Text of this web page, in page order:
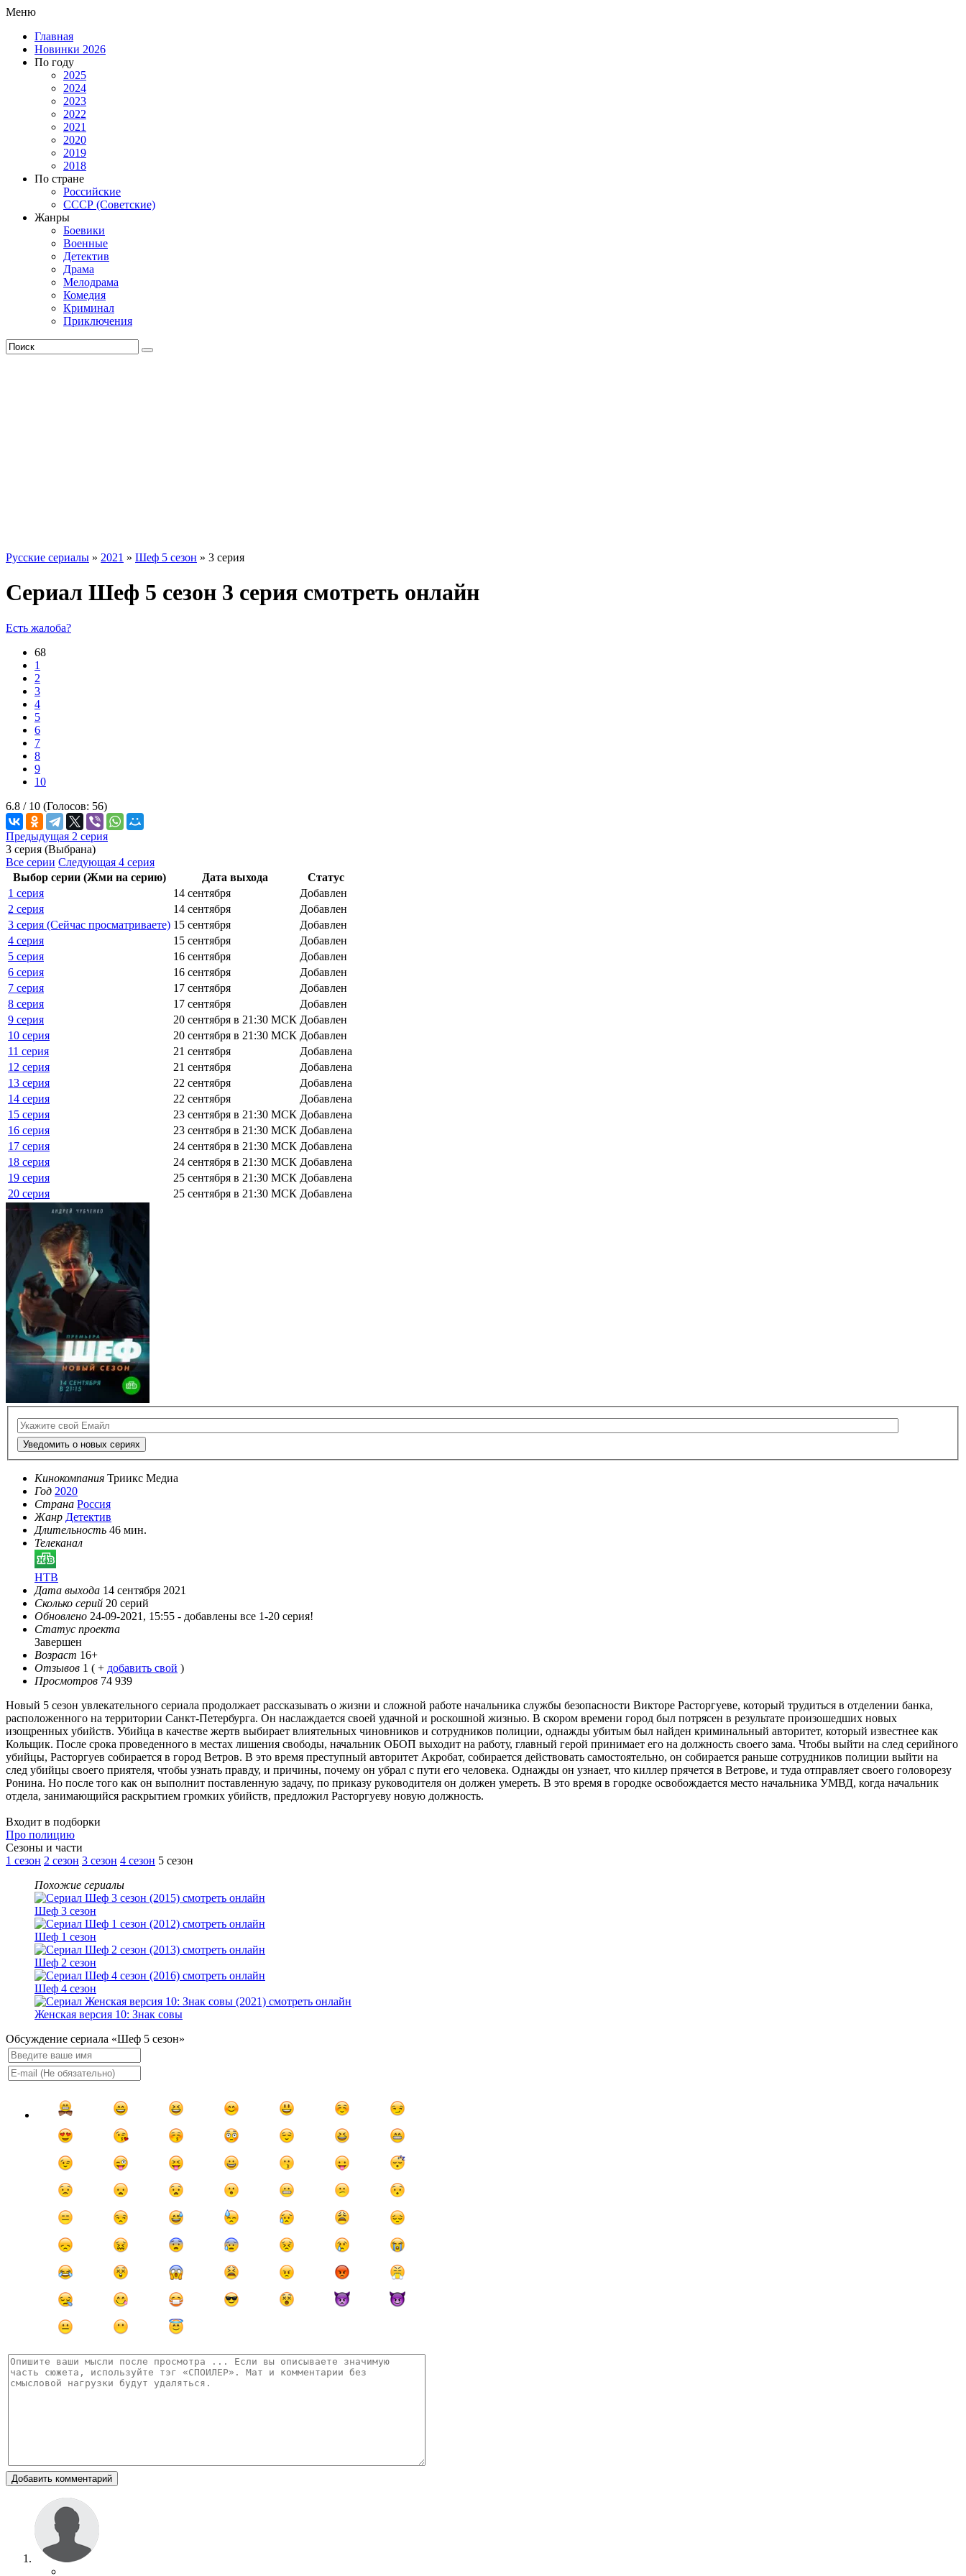
Меню
Главная
Новинки 2026
По году
2025
2024
2023
2022
2021
2020
2019
2018
По стране
Российские
СССР (Советские)
Жанры
Боевики
Военные
Детектив
Драма
Мелодрама
Комедия
Криминал
Приключения
Русские сериалы » 2021 » Шеф 5 сезон » 3 серия
Сериал Шеф 5 сезон 3 серия смотреть онлайн
Есть жалоба?
68
1
2
3
4
5
6
7
8
9
10
6.8 / 10 (Голосов: 56)
Предыдущая 2 серия
3 серия (Выбрана)
Все серии Следующая 4 серия
Выбор серии (Жми на серию)
Дата выхода
Статус
1 серия
14 сентября
Добавлен
2 серия
14 сентября
Добавлен
3 серия (Сейчас просматриваете) 15 сентября
Добавлен
4 серия
15 сентября
Добавлен
5 серия
16 сентября
Добавлен
6 серия
16 сентября
Добавлен
7 серия
17 сентября
Добавлен
8 серия
17 сентября
Добавлен
9 серия
20 сентября в 21:30 МСК Добавлен
10 серия
20 сентября в 21:30 МСК Добавлен
11 серия
21 сентября
Добавлена
12 серия
21 сентября
Добавлена
13 серия
22 сентября
Добавлена
14 серия
22 сентября
Добавлена
15 серия
23 сентября в 21:30 МСК Добавлена
16 серия
23 сентября в 21:30 МСК Добавлена
17 серия
24 сентября в 21:30 МСК Добавлена
18 серия
24 сентября в 21:30 МСК Добавлена
19 серия
25 сентября в 21:30 МСК Добавлена
20 серия
25 сентября в 21:30 МСК Добавлена
Уведомить о новых сериях
Кинокомпания Триикс Медиа
Год 2020
Страна Россия
Жанр Детектив
Длительность 46 мин.
Телеканал
НТВ
Дата выхода 14 сентября 2021
Сколько серий 20 серий
Обновлено 24-09-2021, 15:55 - добавлены все 1-20 серия!
Статус проекта
Завершен
Возраст 16+
Отзывов 1 ( + добавить свой )
Просмотров 74 939
Новый 5 сезон увлекательного сериала продолжает рассказывать о жизни и сложной работе начальника службы безопасности Викторе Расторгуеве, который трудиться в отделении банка,
расположенного на территории Санкт-Петербурга. Он наслаждается своей удачной и роскошной жизнью. В скором времени город был потрясен в результате произошедших новых
изощренных убийств. Убийца в качестве жертв выбирает влиятельных чиновников и сотрудников полиции, однажды убитым был найден криминальный авторитет, который известнее как
Кольщик. После срока проведенного в местах лишения свободы, начальник ОБОП выходит на работу, главный герой принимает его на должность своего зама. Чтобы выйти на след серийного
убийцы, Расторгуев собирается в город Ветров. В это время преступный авторитет Акробат, собирается действовать самостоятельно, он собирается раньше сотрудников полиции выйти на
след убийцы своего приятеля, чтобы узнать правду, и причины, почему он убрал с пути его человека. Однажды он узнает, что киллер прячется в Ветрове, и туда отправляет своего головорезу
Ронина. Но после того как он выполнит поставленную задачу, по приказу руководителя он должен умереть. В это время в городке освобождается место начальника УМВД, когда начальник
отдела, занимающийся раскрытием громких убийств, предложил Расторгуеву новую должность.
Входит в подборки
Про полицию
Cезоны и части
1 сезон 2 сезон 3 сезон 4 сезон 5 сезон
Похожие сериалы
Шеф 3 сезон
Шеф 1 сезон
Шеф 2 сезон
Шеф 4 сезон
Женская версия 10: Знак совы
Обсуждение сериала «Шеф 5 сезон»
Добавить комментарий